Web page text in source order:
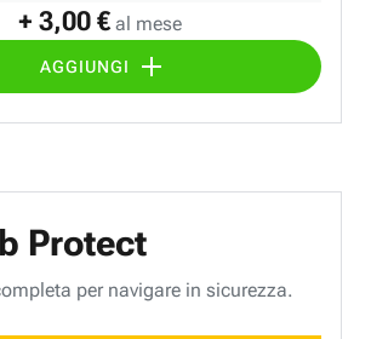
+ 3,00 € al mese
AGGIUNGI
Protect
per navigare in sicurezza.